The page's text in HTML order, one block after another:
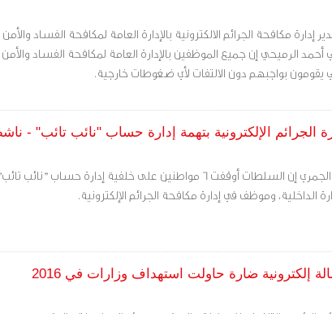
إدارة مكافحة الجرائم الالكترونية بالإدارة العامة لمكافحة الفساد والأمن
أحمد الرميحي إن جميع الموظفين بالإدارة العامة لمكافحة الفساد والأمن
يقومون بواجبهم دون الالتفات لأي ضغوطات خارجية.
قال الناشط يوسف الجمري إن السلطات أوقفت 6 مواطنين على خلفية إدارة حساب "نائب
الداخلية، وموظف في إدارة مكافحة الجرائم الإلكترونية.